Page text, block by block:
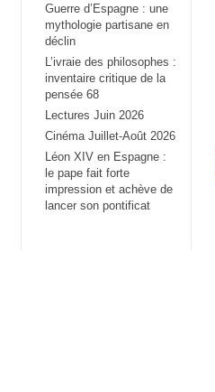
Guerre d’Espagne : une
mythologie partisane en
déclin
L’ivraie des philosophes :
inventaire critique de la
pensée 68
Lectures Juin 2026
Cinéma Juillet-Août 2026
Léon XIV en Espagne :
le pape fait forte
impression et achève de
lancer son pontificat